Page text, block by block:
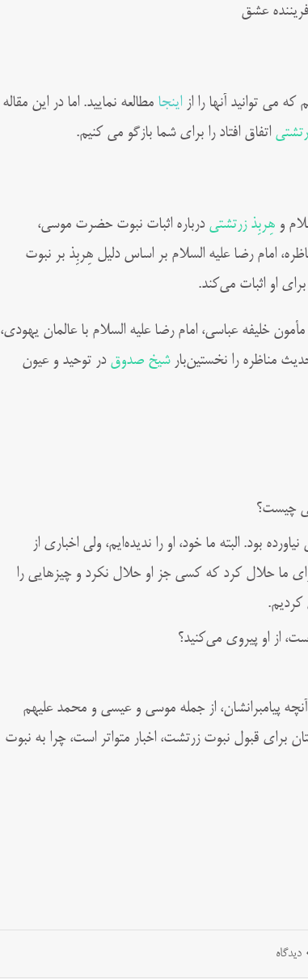
عشق
می توانید آنها را ازاینجا مطالعه نمایید. اما در این مقاله
اتفاق افتاد را برای شما بازگو می کنیم.
وهِربِذ زرتشتی درباره اثبات نبوت حضرت موسی،
امام رضا علیه السلام بر اساس دلیل هِربِذ بر نبوت
او اثبات می‌کند.
خلیفه عباسی، امام رضا علیه السلام با عالمان یهودی،
مناظره را نخستین‌بارشیخ صدوق در توحید و عیون
چیست؟
بود. البته ما خود، او را ندیده‌ایم، ولی اخباری از
برای ما حلال کرد که کسی جز او حلال نکرد و چیزهایی را
کردیم.
از او پیروی می‌کنید؟
پیامبرانشان، از جمله موسی و عیسی و محمد علیهم
برای قبول نبوت زرتشت، اخبار متواتر است، چرا به نبوت